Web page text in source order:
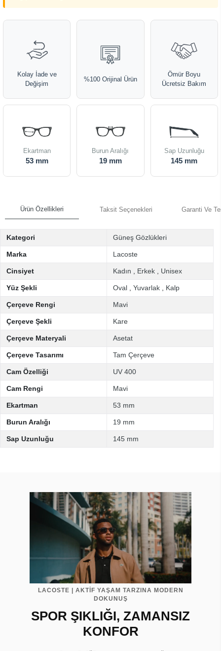
Kolay İade ve
Değişim
%100 Orijinal Ürün
Ömür Boyu
Ücretsiz Bakım
Ekartman
53 mm
Burun Aralığı
19 mm
Sap Uzunluğu
145 mm
Ürün Özellikleri Taksit Seçenekleri Garanti Ve
Kategori Güneş Gözlükleri
Marka Lacoste
Cinsiyet Kadın Erkek Unisex
Yüz Şekli Oval Yuvarlak Kalp
Çerçeve Rengi Mavi
Çerçeve Şekli Kare
Çerçeve Materyali Asetat
Çerçeve Tasarımı Tam Çerçeve
Cam Özelliği UV 400
Cam Rengi Mavi
Ekartman 53 mm
Burun Aralığı 19 mm
Sap Uzunluğu 145 mm
LACOSTE | AKTİF YAŞAM TARZINA MODERN
DOKUNUŞ
SPOR ŞIKLIĞI, ZAMANSIZ
KONFOR